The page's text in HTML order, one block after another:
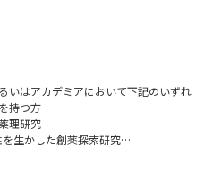
創薬研究チームリーダー
いはアカデミアにおいて下記のいずれ
持つ方
理研究
生かした創薬探索研究
究